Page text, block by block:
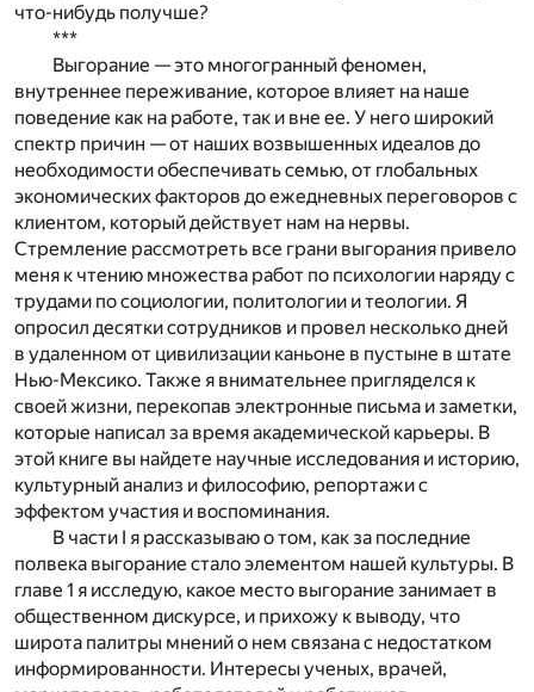
что-нибудь получше?
***
Выгорание — это многогранный феномен,
внутреннее переживание, которое влияет на наше
поведение как на работе, так и вне ее. У него широкий
спектр причин — от наших возвышенных идеалов до
необходимости обеспечивать семью, от глобальных
экономических факторов до ежедневных переговоров с
клиентом, который действует нам на нервы.
Стремление рассмотреть все грани выгорания привело
меня к чтению множества работ по психологии наряду с
трудами по социологии, политологии и теологии. Я
опросил десятки сотрудников и провел несколько дней
в удаленном от цивилизации каньоне в пустыне в штате
Нью-Мексико. Также я внимательнее пригляделся к
своей жизни, перекопав электронные письма и заметки,
которые написал за время академической карьеры. В
этой книге вы найдете научные исследования и историю,
культурный анализ и философию, репортажи с
эффектом участия и воспоминания.
В части I я рассказываю о том, как за последние
полвека выгорание стало элементом нашей культуры. В
главе 1 я исследую, какое место выгорание занимает в
общественном дискурсе, и прихожу к выводу, что
широта палитры мнений о нем связана с недостатком
информированности. Интересы ученых, врачей,